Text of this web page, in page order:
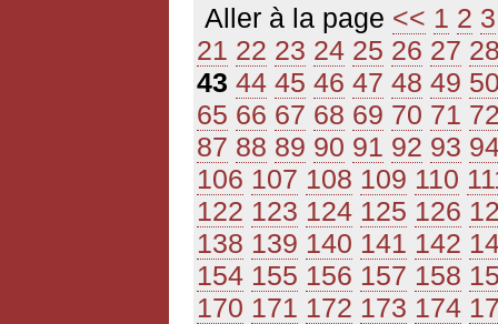
Aller à la page << 1 2 3
21 22 23 24 25 26 27
43 44 45 46 47 48 49
65 66 67 68 69 70 71
87 88 89 90 91 92 93
106 107 108 109 110
122 123 124 125 126
138 139 140 141 142
154 155 156 157 158
170 171 172 173 174